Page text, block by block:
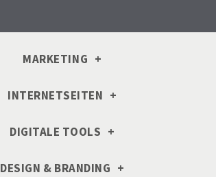
MARKETING
INTERNETSEITEN
DIGITALE TOOLS
DESIGN & BRANDING